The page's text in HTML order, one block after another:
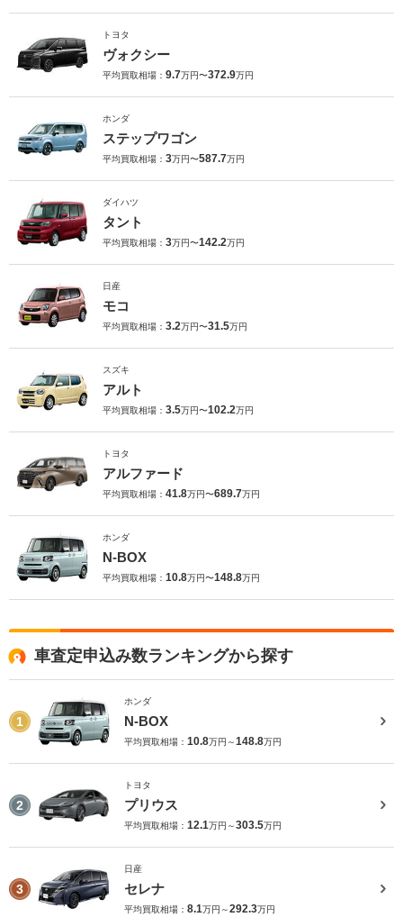
トヨタ
ヴォクシー
平均買取相場： 9.7万円〜372.9万円
ホンダ
ステップワゴン
平均買取相場： 3万円〜587.7万円
ダイハツ
タント
平均買取相場： 3万円〜142.2万円
日産
モコ
平均買取相場： 3.2万円〜31.5万円
スズキ
アルト
平均買取相場： 3.5万円〜102.2万円
トヨタ
アルファード
平均買取相場： 41.8万円〜689.7万円
ホンダ
N-BOX
平均買取相場： 10.8万円〜148.8万円
車査定申込み数ランキングから探す
1
ホンダ
N-BOX
平均買取相場： 10.8万円～148.8万円
2
トヨタ
プリウス
平均買取相場： 12.1万円～303.5万円
3
日産
セレナ
平均買取相場： 8.1万円～292.3万円